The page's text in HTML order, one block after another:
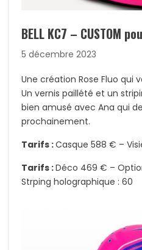
BELL KC7 – CUSTOM
5 décembre 2023
Une création Rose Fluo qui
Un vernis paillété et un
bien amusé avec Ana qui
prochainement.
Tarifs :Casque 588 € –
Tarifs :Déco 469 € –
Strping holographique : 60